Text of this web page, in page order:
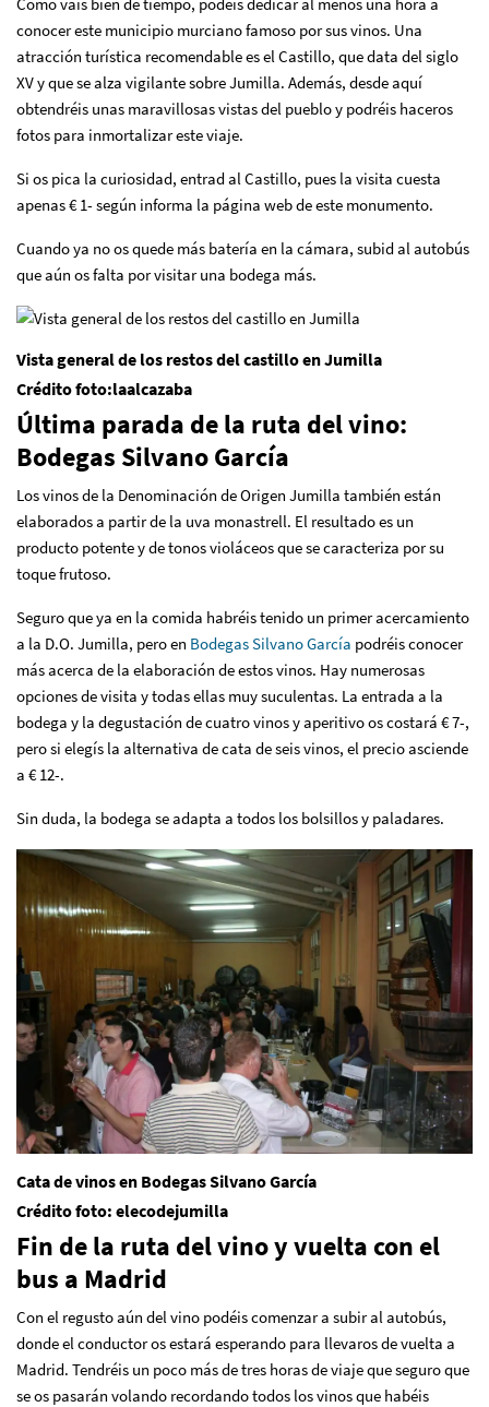
conocer este municipio murciano famoso por sus vinos. Una
atracción turística recomendable es el Castillo, que data del siglo
XV y que se alza vigilante sobre Jumilla. Además, desde aquí
obtendréis unas maravillosas vistas del pueblo y podréis haceros
fotos para inmortalizar este viaje.
Si os pica la curiosidad, entrad al Castillo, pues la visita cuesta
apenas € 1- según informa la página web de este monumento.
Cuando ya no os quede más batería en la cámara, subid al autobús
que aún os falta por visitar una bodega más.
Vista general de los restos del castillo en Jumilla
Crédito foto:laalcazaba
Última parada de la ruta del vino:
Bodegas Silvano García
Los vinos de la Denominación de Origen Jumilla también están
elaborados a partir de la uva monastrell. El resultado es un
producto potente y de tonos violáceos que se caracteriza por su
toque frutoso.
Seguro que ya en la comida habréis tenido un primer acercamiento
a la D.O. Jumilla, pero en Bodegas Silvano García podréis conocer
más acerca de la elaboración de estos vinos. Hay numerosas
opciones de visita y todas ellas muy suculentas. La entrada a la
bodega y la degustación de cuatro vinos y aperitivo os costará € 7-,
pero si elegís la alternativa de cata de seis vinos, el precio asciende
a € 12-.
Sin duda, la bodega se adapta a todos los bolsillos y paladares.
Cata de vinos en Bodegas Silvano García
Crédito foto: elecodejumilla
Fin de la ruta del vino y vuelta con el
bus a Madrid
Con el regusto aún del vino podéis comenzar a subir al autobús,
donde el conductor os estará esperando para llevaros de vuelta a
Madrid. Tendréis un poco más de tres horas de viaje que seguro que
se os pasarán volando recordando todos los vinos que habéis